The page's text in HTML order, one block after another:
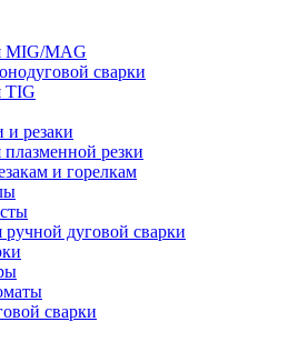
MIG/MAG
сварки
TIG
и резаки
резки
и горелкам
дуговой сварки
сварки